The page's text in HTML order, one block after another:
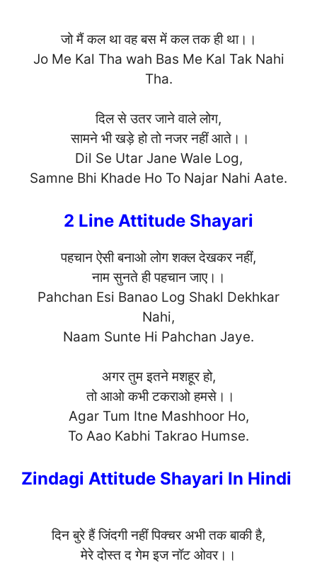
जो मैं कल था वह बस में कल तक ही था।।
Jo Me Kal Tha wah Bas Me Kal Tak Nahi
Tha.
दिल से उतर जाने वाले लोग,
सामने भी खड़े हो तो नजर नहीं आते।।
Dil Se Utar Jane Wale Log,
Samne Bhi Khade Ho To Najar Nahi Aate.
2 Line Attitude Shayari
पहचान ऐसी बनाओ लोग शक्ल देखकर नहीं,
नाम सुनते ही पहचान जाए।।
Pahchan Esi Banao Log Shakl Dekhkar
Nahi,
Naam Sunte Hi Pahchan Jaye.
अगर तुम इतने मशहूर हो,
तो आओ कभी टकराओ हमसे।।
Agar Tum Itne Mashhoor Ho,
To Aao Kabhi Takrao Humse.
Zindagi Attitude Shayari In Hindi
दिन बुरे हैं जिंदगी नहीं पिक्चर अभी तक बाकी है,
मेरे दोस्त द गेम इज नॉट ओवर।।